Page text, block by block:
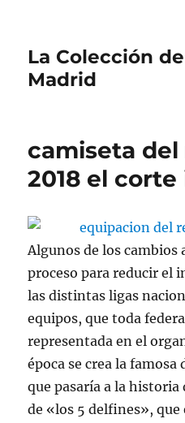
La Colección
Madrid
camiseta
2018 el
Algunos de los cambios
proceso para reducir el
las distintas ligas
equipos, que toda
representada en el
época se crea la
que pasaría a la
de «los 5 delfines», que